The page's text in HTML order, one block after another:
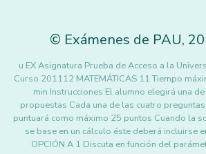
© Exámenes de PAU,
u EX Asignatura Prueba de Acceso a la
Curso 201112 MATEMÁTICAS 11 Tiempo
min Instrucciones El alumno elegirá una
propuestas Cada una de las cuatro
puntuará como máximo 25 puntos Cuando la
se base en un cálculo éste deberá incluirse
OPCIÓN A 1 Discuta en función del